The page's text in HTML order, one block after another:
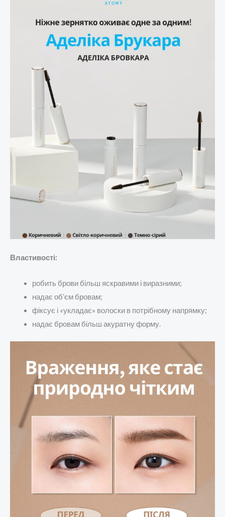
Властивості:
робить брови більш яскравими і виразними;
надає об’єм бровам;
фіксує і «укладає» волоски в потрібному напрямку;
надає бровам більш акуратну форму.